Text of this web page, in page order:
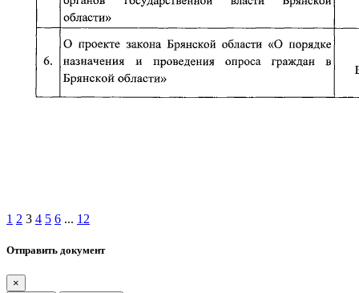
1 2 3 4 5 6 ... 12
Отправить документ
×